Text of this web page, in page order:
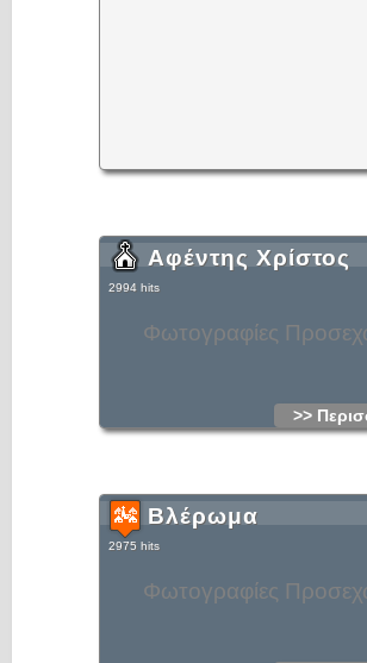
Φωτογραφίες
Αφέντης Χρίστος
2994 hits
>>
Φωτογραφίες
Βλέρωμα
2975 hits